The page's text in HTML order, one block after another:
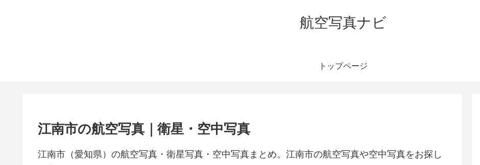
航空写真ナビ
トップページ
江南市の航空写真｜衛星・空中写真
江南市（愛知県）の航空写真・衛星写真・空中写真まとめ。江南市の航空写真や空中写真をお探し